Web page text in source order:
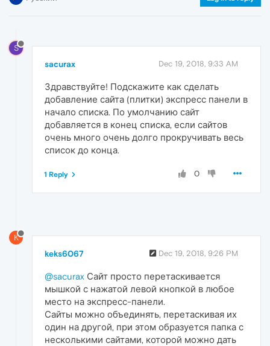
S
sacurax Dec 19, 2018, 9:33 AM
Здравствуйте! Подскажите как сделать
добавление сайта (плитки) экспресс панели в
начало списка. По умолчанию сайт
добавляется в конец списка, если сайтов
очень много очень долго прокручивать весь
список до конца.
0
1 Reply
K
keks6067 Dec 19, 2018, 9:26 PM
@sacurax Сайт просто перетаскивается
мышкой с нажатой левой кнопкой в любое
место на экспресс-панели.
Сайты можно объединять, перетаскивая их
один на другой, при этом образуется папка с
несколькими сайтами, которой можно дать